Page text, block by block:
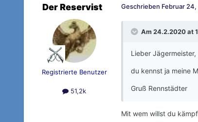
Der Reservist
Registrierte Benutzer
51,2k
Geschrieben Februar
Am 24.2.2020 at
Lieber Jägermeister,
du kennst ja meine
Gruß Rennstädter
Mit wem willst du